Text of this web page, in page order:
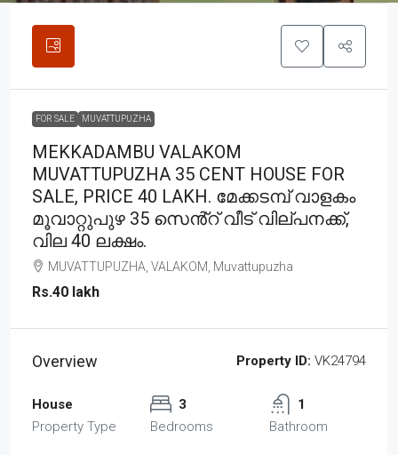
FOR SALE MUVATTUPUZHA
MEKKADAMBU VALAKOM
MUVATTUPUZHA 35 CENT HOUSE FOR
SALE, PRICE 40 LAKH. മേക്കടമ്പ് വാളകം
മൂവാറ്റുപുഴ 35 സെൻ്റ് വീട് വില്പനക്ക്,
വില 40 ലക്ഷം.
MUVATTUPUZHA, VALAKOM, Muvattupuzha
Rs.40 lakh
Overview Property ID: VK24794
House
Property Type
3
Bedrooms
1
Bathroom